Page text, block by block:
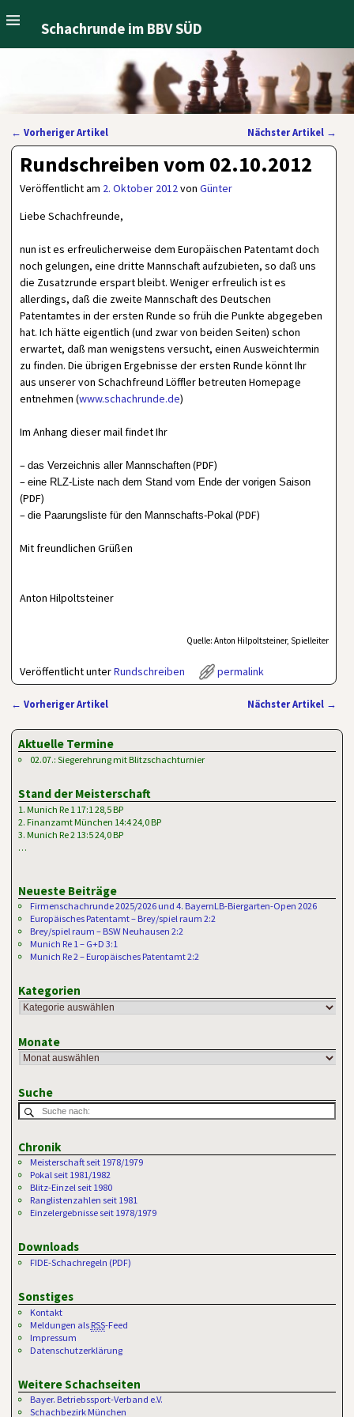
Schachrunde im BBV SÜD
Artikelnavigation
← Vorheriger Artikel Nächster Artikel →
Rundschreiben vom 02.10.2012
Veröffentlicht am 2. Oktober 2012vonGünter
Liebe Schachfreunde,
nun ist es erfreulicherweise dem Europäischen Patentamt doch
noch gelungen, eine dritte Mannschaft aufzubieten, so daß uns
die Zusatzrunde erspart bleibt. Weniger erfreulich ist es
allerdings, daß die zweite Mannschaft des Deutschen
Patentamtes in der ersten Runde so früh die Punkte abgegeben
hat. Ich hätte eigentlich (und zwar von beiden Seiten) schon
erwartet, daß man wenigstens versucht, einen Ausweichtermin
zu finden. Die übrigen Ergebnisse der ersten Runde könnt Ihr
aus unserer von Schachfreund Löffler betreuten Homepage
entnehmen (www.schachrunde.de)
Im Anhang dieser mail findet Ihr
–das Verzeichnis aller Mannschaften (PDF)
–eine RLZ-Liste nach dem Stand vom Ende der vorigen Saison
(PDF)
–die Paarungsliste für den Mannschafts-Pokal (PDF)
Mit freundlichen Grüßen
Anton Hilpoltsteiner
Quelle: Anton Hilpoltsteiner, Spielleiter
Veröffentlicht unterRundschreiben permalink
← Vorheriger Artikel Nächster Artikel →
Aktuelle Termine
02.07.: Siegerehrung mit Blitzschachturnier
Stand der Meisterschaft
1. Munich Re 1 17:1 28,5 BP
2. Finanzamt München 14:4 24,0 BP
3. Munich Re 2 13:5 24,0 BP
…
Neueste Beiträge
Firmenschachrunde 2025/2026 und 4. BayernLB-Biergarten-Open 2026
Europäisches Patentamt – Brey/spiel raum 2:2
Brey/spiel raum – BSW Neuhausen 2:2
Munich Re 1 – G+D 3:1
Munich Re 2 – Europäisches Patentamt 2:2
Kategorien
Monate
Suche
Chronik
Meisterschaft seit 1978/1979
Pokal seit 1981/1982
Blitz-Einzel seit 1980
Ranglistenzahlen seit 1981
Einzelergebnisse seit 1978/1979
Downloads
FIDE-Schachregeln (PDF)
Sonstiges
Kontakt
Meldungen als RSS-Feed
Impressum
Datenschutzerklärung
Weitere Schachseiten
Bayer. Betriebssport-Verband e.V.
Schachbezirk München